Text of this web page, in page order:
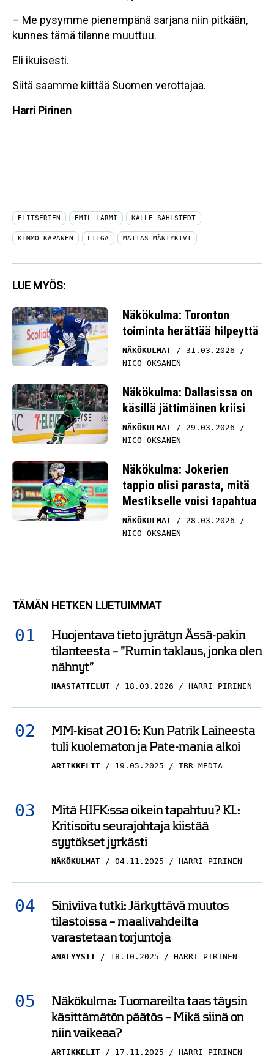
– Me pysymme pienempänä sarjana niin pitkään,
kunnes tämä tilanne muuttuu.
Eli ikuisesti.
Siitä saamme kiittää Suomen verottajaa.
Harri Pirinen
ELITSERIEN EMIL LARMI KALLE SAHLSTEDT
KIMMO KAPANEN LIIGA MATIAS MÄNTYKIVI
LUE MYÖS:
Näkökulma: Toronton
toiminta herättää hilpeyttä
NÄKÖKULMAT
31.03.2026
NICO OKSANEN
Näkökulma: Dallasissa on
käsillä jättimäinen kriisi
NÄKÖKULMAT
29.03.2026
NICO OKSANEN
Näkökulma: Jokerien
tappio olisi parasta, mitä
Mestikselle voisi tapahtua
NÄKÖKULMAT
28.03.2026
NICO OKSANEN
tilanteesta – ”Rumin taklaus, jonka olen
nähnyt”
HAASTATTELUT
MM-kisat 2016: Kun Patrik Laineesta
tuli kuolematon ja Pate-mania alkoi
ARTIKKELIT 19.05.2025 TBR MEDIA
Mitä HIFK:ssa oikein tapahtuu? KL:
Kritisoitu seurajohtaja kiistää
syytökset jyrkästi
NÄKÖKULMAT 04.11.2025
Siniviiva tutki: Järkyttävä muutos
tilastoissa – maalivahdeilta
varastetaan torjuntoja
ANALYYSIT 18.10.2025
Näkökulma: Tuomareilta taas täysin
käsittämätön päätös – Mikä siinä on
niin vaikeaa?
ARTIKKELIT 17.11.2025